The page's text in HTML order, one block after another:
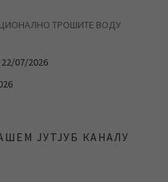
ТРОШИТЕ ВОДУ
22/07/2026
ЈУТЈУБ КАНАЛУ